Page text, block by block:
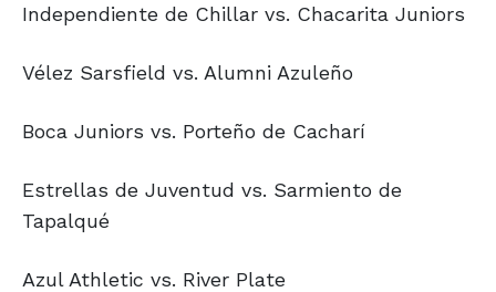
Independiente de Chillar vs. Chacarita Juniors
Vélez Sarsfield vs. Alumni Azuleño
Boca Juniors vs. Porteño de Cacharí
Estrellas de Juventud vs. Sarmiento de
Tapalqué
Azul Athletic vs. River Plate